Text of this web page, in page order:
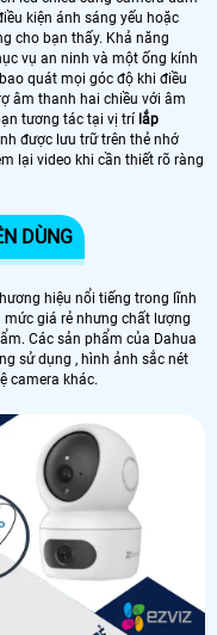
kiện ánh sáng yếu hoặc
cho bạn thấy. Khả năng
vụ an ninh và một ống kính
quát mọi góc độ khi điều
âm thanh hai chiều với âm
tương tác tại vị trí lắp
được lưu trữ trên thẻ nhớ
lại video khi cần thiết rõ ràng
DÙNG
hiệu nổi tiếng trong lĩnh
giá rẻ nhưng chất lượng
Các sản phẩm của Dahua
sử dụng , hình ảnh sắc nét
camera khác.